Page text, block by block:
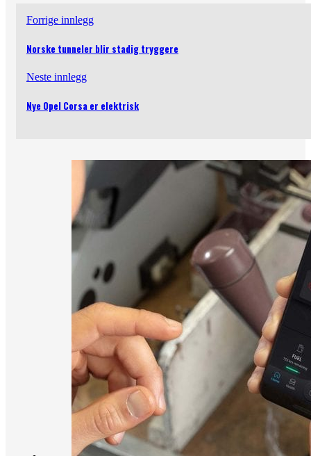
Forrige innlegg
Norske tunneler blir stadig tryggere
Neste innlegg
Nye Opel Corsa er elektrisk